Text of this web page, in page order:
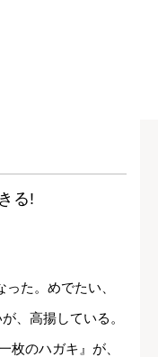
る!
た。めでたい、
、高揚している。
枚のハガキ』が、